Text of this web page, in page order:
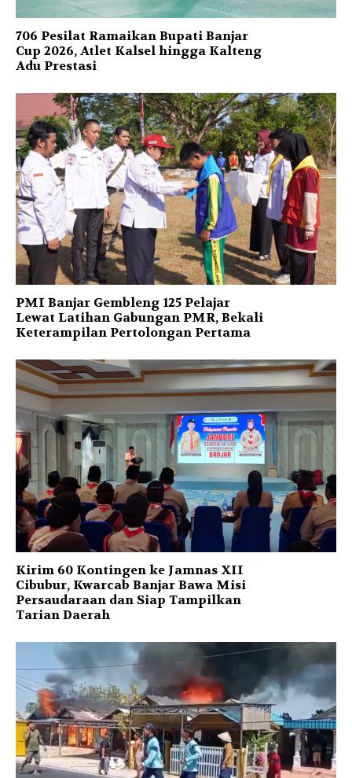
706 Pesilat Ramaikan Bupati Banjar
Cup 2026, Atlet Kalsel hingga Kalteng
Adu Prestasi
PMI Banjar Gembleng 125 Pelajar
Lewat Latihan Gabungan PMR, Bekali
Keterampilan Pertolongan Pertama
Kirim 60 Kontingen ke Jamnas XII
Cibubur, Kwarcab Banjar Bawa Misi
Persaudaraan dan Siap Tampilkan
Tarian Daerah